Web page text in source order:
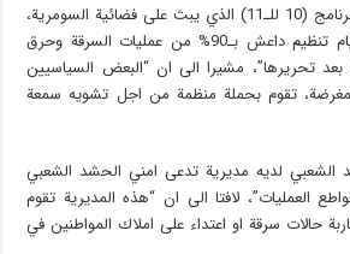
وقال الكلابي في حديث لبرنامج (10 للـ11) الذي يبث على فضائية السومرية،
“لدينا وثائق تؤكد على قيام تنظيم داعش بـ90% من عمليات السرقة وحرق
تحريرها”، مشيرا الى ان “البعض السياسيين
تقوم بحملة منظمة من اجل تشويه سمعة
الشعبي لديه مديرية تدعى امني الحشد الشعبي
العمليات”، لافتا الى ان “هذه المديرية تقوم
حالات سرقة او اعتداء على املاك المواطنين في